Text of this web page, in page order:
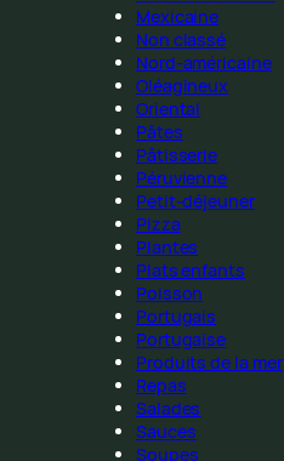
Mexicaine
Non classé
Nord-américaine
Oléagineux
Oriental
Pâtes
Pâtisserie
Péruvienne
Petit-déjeuner
Pizza
Plantes
Plats enfants
Poisson
Portugais
Portugaise
Produits de la mer
Repas
Salades
Sauces
Soupes